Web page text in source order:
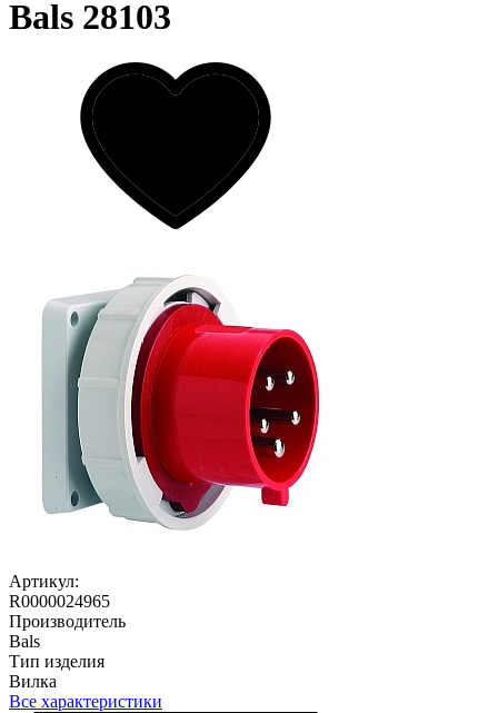
Bals 28103
Артикул:
R0000024965
Производитель
Bals
Тип изделия
Вилка
Все характеристики